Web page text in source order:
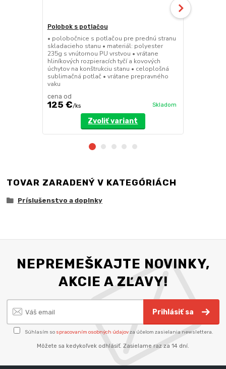
Polobok s potlačou
• polobočnice s potlačou pre prednú stranu
skladacieho stanu • materiál: polyester
235g s vnútornou PU vrstvou • vrátane
hliníkových rozpieracích tyčí a kovových
úchytov na konštrukciu stanu • celoplošná
sublimačná potlač • vrátane prepravného
vaku
cena od
125 €/ks Skladom
Zvoliť variant
TOVAR ZARADENÝ V KATEGÓRIÁCH
Príslušenstvo a doplnky
NEPREMEŠKAJTE NOVINKY,
AKCIE A ZĽAVY!
Prihlásiť sa
Súhlasím so spracovaním osobných údajovza účelom zasielania newslettera.
Môžete sa kedykoľvek odhlásiť. Zasielame raz za 14 dní.